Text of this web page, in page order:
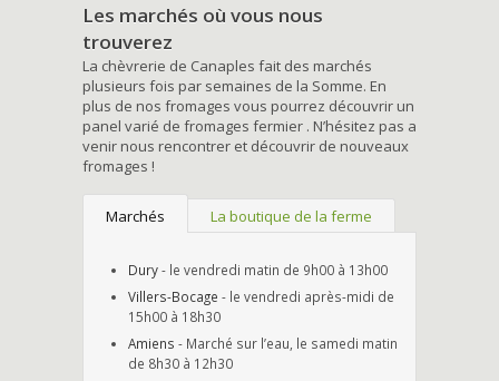
Les marchés où vous nous
trouverez
La chèvrerie de Canaples fait des marchés
plusieurs fois par semaines de la Somme. En
plus de nos fromages vous pourrez découvrir un
panel varié de fromages fermier . N’hésitez pas a
venir nous rencontrer et découvrir de nouveaux
fromages !
Marchés La boutique de la ferme
Dury- le vendredi matin de 9h00 à 13h00
Villers-Bocage - le vendredi après-midi de
15h00 à 18h30
Amiens - Marché sur l’eau, le samedi matin
de 8h30 à 12h30